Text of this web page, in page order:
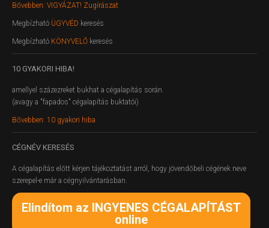
Bővebben: VIGYÁZAT! Zugírászat
Megbízható ÜGYVÉD keresés
Megbízható KÖNYVELŐ keresés
10 GYAKORI HIBA!
amellyel százezreket bukhat a cégalapítás során.
(avagy a "fapados" cégalapítás buktatói)
Bővebben: 10 gyakori hiba
CÉGNÉV KERESÉS
A cégalapítás előtt kérjen tájékoztatást arról, hogy jövendőbeli cégének neve
szerepel-e már a cégnyilvántarásban.
Elindítom az INGYENES CÉGALAPÍTÁST
online